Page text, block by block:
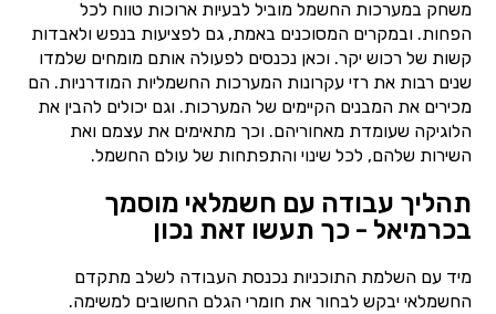
משחק במערכות החשמל מוביל לבעיות ארוכות טווח לכל
הפחות. ובמקרים המסוכנים באמת, גם לפציעות בנפש ולאבדות
קשות של רכוש יקר. וכאן נכנסים לפעולה אותם מומחים שלמדו
שנים רבות את רזי עקרונות המערכות החשמליות המודרניות. הם
מכירים את המבנים הקיימים של המערכות. וגם יכולים להבין את
הלוגיקה שעומדת מאחוריהם. וכך מתאימים את עצמם ואת
השירות שלהם, לכל שינוי והתפתחות של עולם החשמל.
תהליך עבודה עם חשמלאי מוסמך
בכרמיאל - כך תעשו זאת נכון
מיד עם השלמת התוכניות נכנסת העבודה לשלב מתקדם
החשמלאי יבקש לבחור את חומרי הגלם החשובים למשימה.